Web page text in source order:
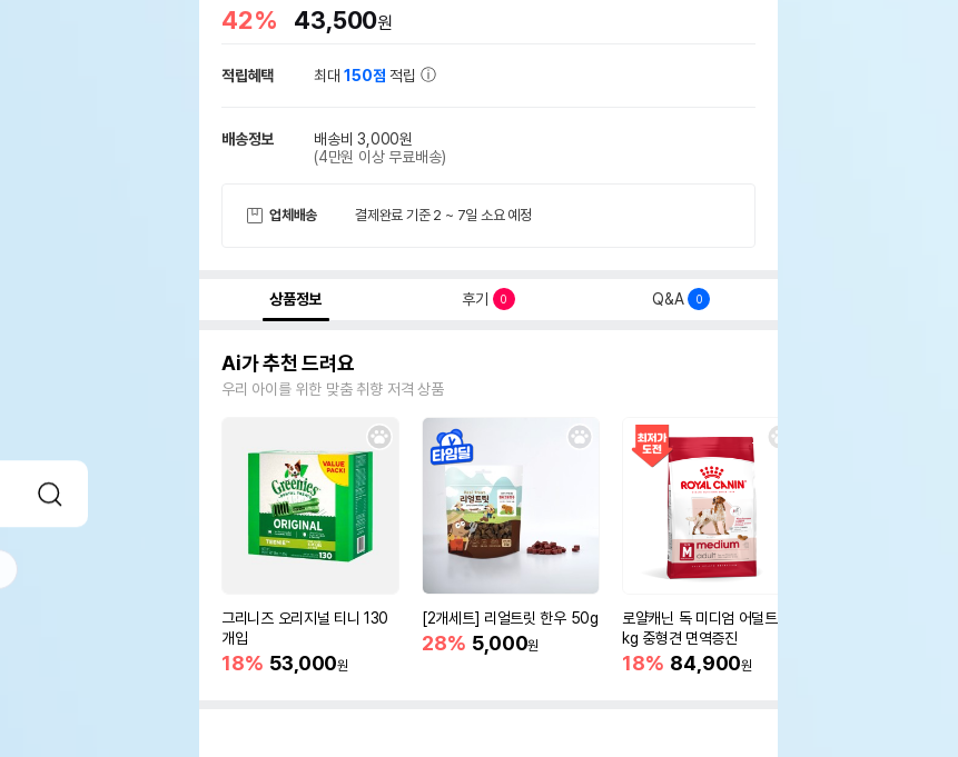
42% 43,500원
적립혜택 최대150점 적립
배송정보
배송비 3,000원
(4만원 이상 무료배송)
업체배송 결제완료 기준 2 ~ 7일 소요 예정
상품정보 후기 0 Q&A 0
Ai가 추천 드려요
우리 아이를 위한 맞춤 취향 저격 상품
그리니즈 오리지널 티니 130
개입
18% 53,000원
[2개세트] 리얼트릿 한우 50g
28% 5,000원
로얄캐닌 독 미디엄 어덜트 10
kg 중형견 면역증진
18% 84,900원